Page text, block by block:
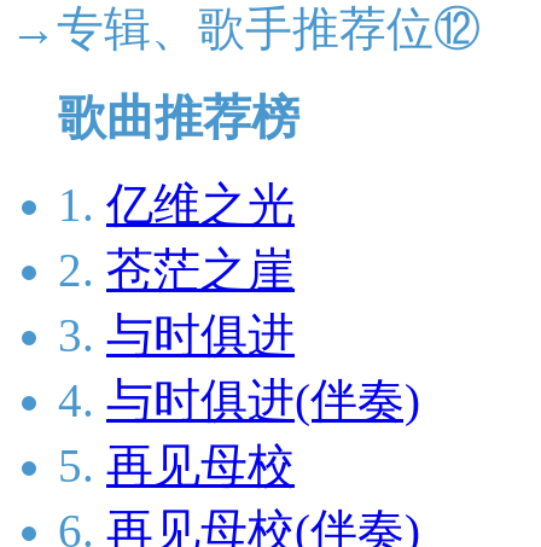
→专辑、歌手推荐位⑫
歌曲推荐榜
1. 亿维之光
2. 苍茫之崖
3. 与时俱进
4. 与时俱进(伴奏)
5. 再见母校
6. 再见母校(伴奏)